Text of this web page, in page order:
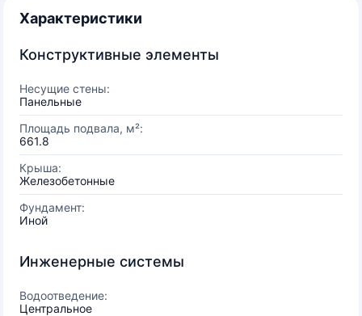
Характеристики
Конструктивные элементы
Несущие стены:
Панельные
Площадь подвала, м²:
661.8
Крыша:
Железобетонные
Фундамент:
Иной
Инженерные системы
Водоотведение:
Центральное